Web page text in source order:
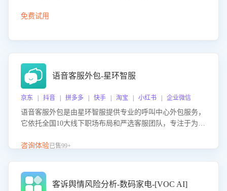
免费试用
语音客服外包-星环智服
京东 | 抖音 | 拼多多 | 快手 | 淘宝 | 小红书 | 企业微信
语音客服外包是由星环智服提供专业的呼叫中心外包服务，
它依托全国10大线下职场布局和严选客服团队，专注于为企
客服团队和智能工具提升语音客服服务效率和质量，帮助企
咨询体验已售99+
客诉舆情风险分析-数码家电-[VOC AI]